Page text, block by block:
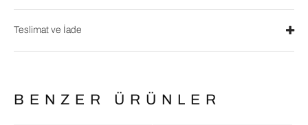
Teslimat ve İade
BENZER ÜRÜNLER